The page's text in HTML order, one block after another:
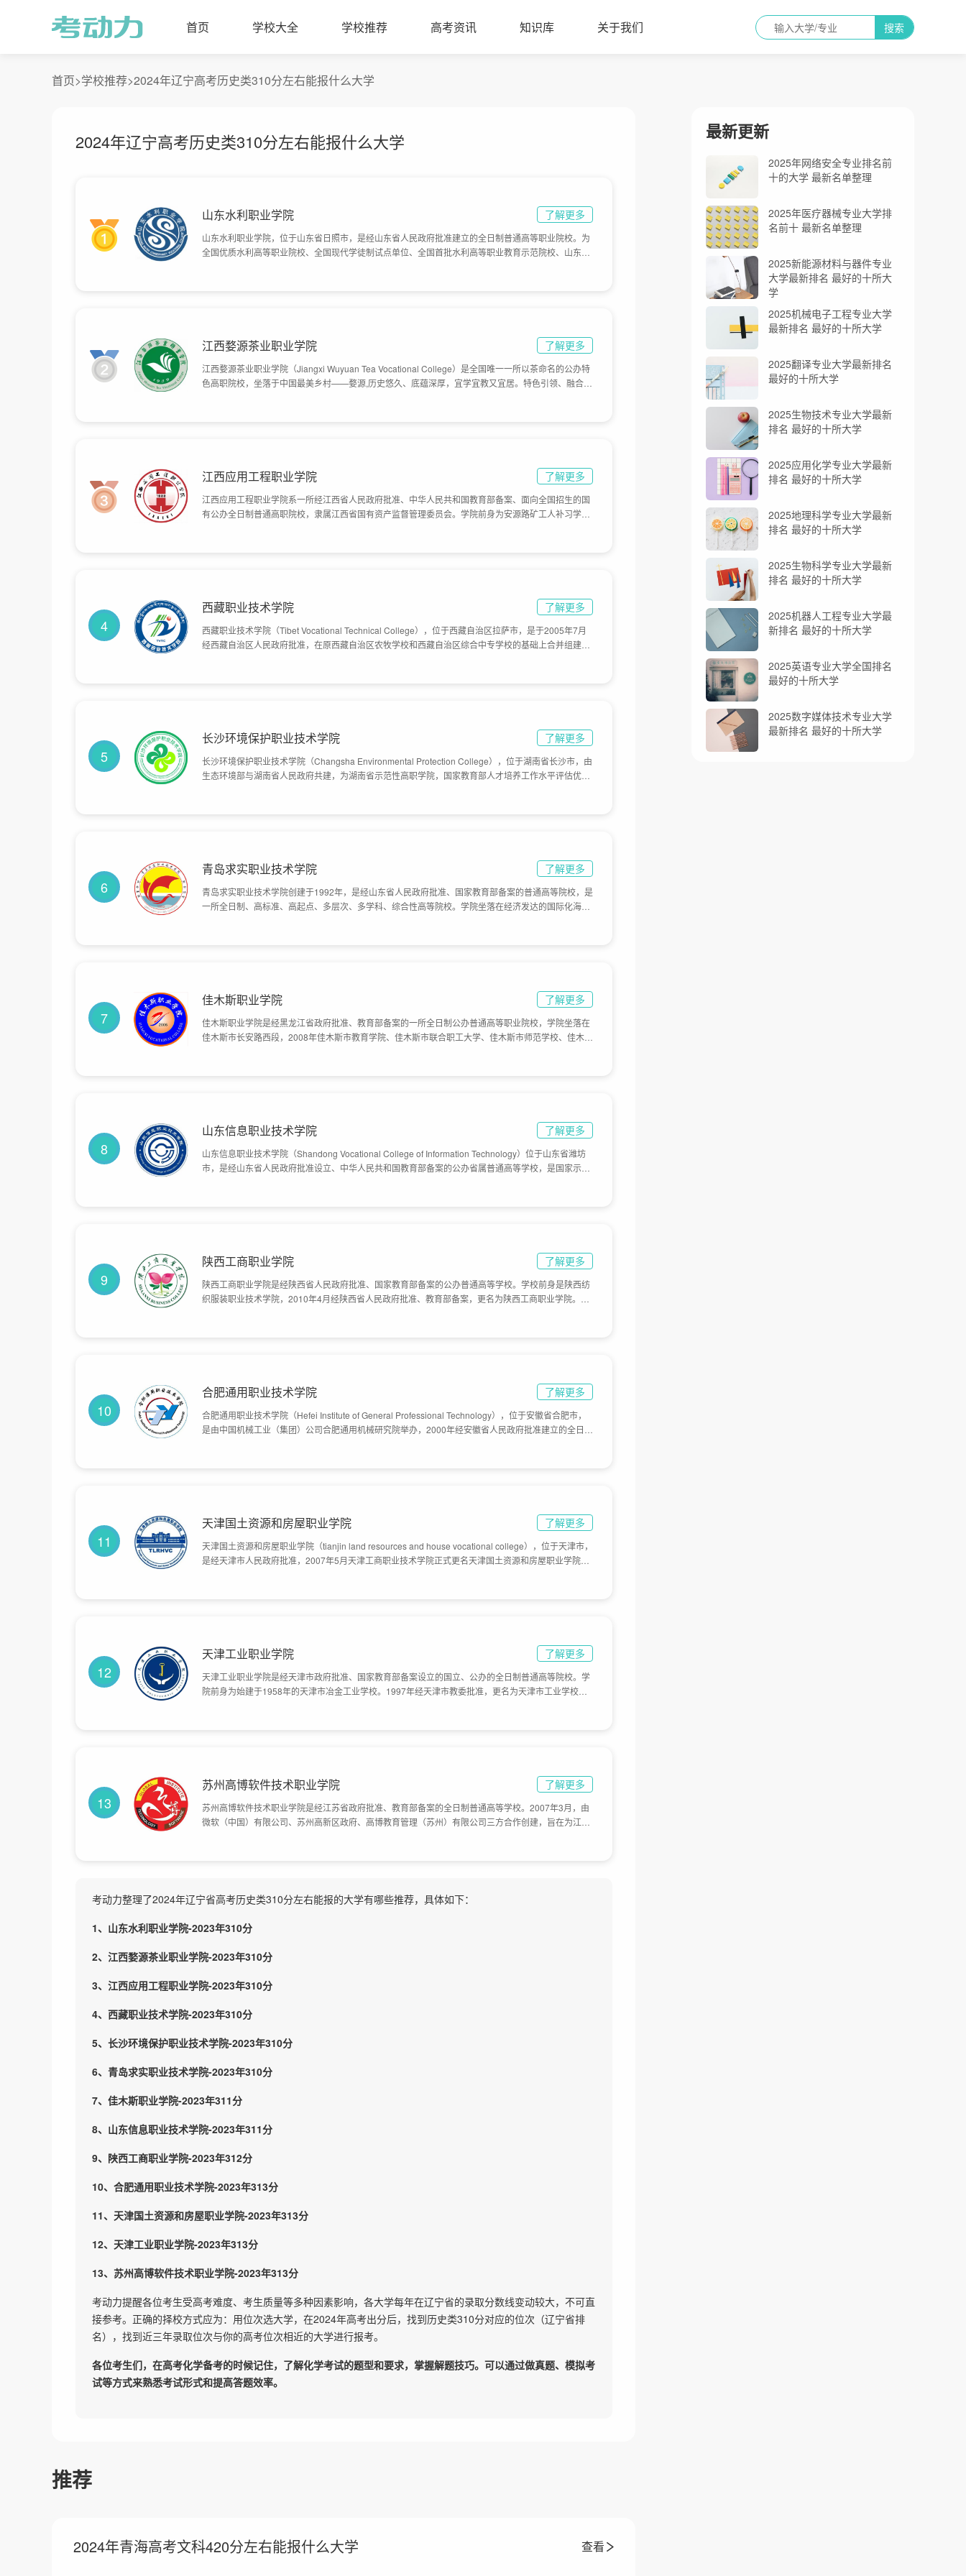
首页 学校大全 学校推荐 高考资讯 知识库 关于我们 搜索
首页>学校推荐>2024年辽宁高考历史类310分左右能报什么大学
2024年辽宁高考历史类310分左右能报什么大学
山东水利职业学院 了解更多
山东水利职业学院，位于山东省日照市，是经山东省人民政府批准建立的全日制普通高等职业院校。为
全国优质水利高等职业院校、全国现代学徒制试点单位、全国首批水利高等职业教育示范院校、山东省
江西婺源茶业职业学院 了解更多
江西婺源茶业职业学院（Jiangxi Wuyuan Tea Vocational College）是全国唯一一所以茶命名的公办特
色高职院校，坐落于中国最美乡村——婺源,历史悠久、底蕴深厚，宜学宜教又宜居。特色引领、融合发
江西应用工程职业学院 了解更多
江西应用工程职业学院系一所经江西省人民政府批准、中华人民共和国教育部备案、面向全国招生的国
有公办全日制普通高职院校，隶属江西省国有资产监督管理委员会。学院前身为安源路矿工人补习学
4
西藏职业技术学院 了解更多
西藏职业技术学院（Tibet Vocational Technical College），位于西藏自治区拉萨市，是于2005年7月
经西藏自治区人民政府批准，在原西藏自治区农牧学校和西藏自治区综合中专学校的基础上合并组建而
5
长沙环境保护职业技术学院 了解更多
长沙环境保护职业技术学院（Changsha Environmental Protection College），位于湖南省长沙市，由
生态环境部与湖南省人民政府共建，为湖南省示范性高职学院，国家教育部人才培养工作水平评估优秀
6
青岛求实职业技术学院 了解更多
青岛求实职业技术学院创建于1992年，是经山东省人民政府批准、国家教育部备案的普通高等院校，是
一所全日制、高标准、高起点、多层次、多学科、综合性高等院校。学院坐落在经济发达的国际化海滨
7
佳木斯职业学院 了解更多
佳木斯职业学院是经黑龙江省政府批准、教育部备案的一所全日制公办普通高等职业院校，学院坐落在
佳木斯市长安路西段，2008年佳木斯市教育学院、佳木斯市联合职工大学、佳木斯市师范学校、佳木斯
8
山东信息职业技术学院 了解更多
山东信息职业技术学院（Shandong Vocational College of Information Technology）位于山东省潍坊
市，是经山东省人民政府批准设立、中华人民共和国教育部备案的公办省属普通高等学校，是国家示范
学，1985年改为山东省潍坊电子工业学校，1987年改为山东省信息工程学校，2002年7月升格为高职
专科院校并更名为山东信息职业技术学院，学院有奎文和滨海两个校区，占地1037亩。
9
陕西工商职业学院 了解更多
陕西工商职业学院是经陕西省人民政府批准、国家教育部备案的公办普通高等学校。学校前身是陕西纺
织服装职业技术学院，2010年4月经陕西省人民政府批准、教育部备案，更名为陕西工商职业学院。学
10
合肥通用职业技术学院 了解更多
合肥通用职业技术学院（Hefei Institute of General Professional Technology），位于安徽省合肥市，
是由中国机械工业（集团）公司合肥通用机械研究院举办，2000年经安徽省人民政府批准建立的全日制
11
天津国土资源和房屋职业学院 了解更多
天津国土资源和房屋职业学院（tianjin land resources and house vocational college），位于天津市，
是经天津市人民政府批准，2007年5月天津工商职业技术学院正式更名天津国土资源和房屋职业学院。
12
天津工业职业学院 了解更多
天津工业职业学院是经天津市政府批准、国家教育部备案设立的国立、公办的全日制普通高等院校。学
院前身为始建于1958年的天津市冶金工业学校。1997年经天津市教委批准，更名为天津市工业学校。
13
苏州高博软件技术职业学院 了解更多
苏州高博软件技术职业学院是经江苏省政府批准、教育部备案的全日制普通高等学校。2007年3月，由
微软（中国）有限公司、苏州高新区政府、高博教育管理（苏州）有限公司三方合作创建，旨在为江苏
考动力整理了2024年辽宁省高考历史类310分左右能报的大学有哪些推荐，具体如下：
1、山东水利职业学院-2023年310分
2、江西婺源茶业职业学院-2023年310分
3、江西应用工程职业学院-2023年310分
4、西藏职业技术学院-2023年310分
5、长沙环境保护职业技术学院-2023年310分
6、青岛求实职业技术学院-2023年310分
7、佳木斯职业学院-2023年311分
8、山东信息职业技术学院-2023年311分
9、陕西工商职业学院-2023年312分
10、合肥通用职业技术学院-2023年313分
11、天津国土资源和房屋职业学院-2023年313分
12、天津工业职业学院-2023年313分
13、苏州高博软件技术职业学院-2023年313分
考动力提醒各位考生受高考难度、考生质量等多种因素影响，各大学每年在辽宁省的录取分数线变动较大，不可直
接参考。正确的择校方式应为：用位次选大学，在2024年高考出分后，找到历史类310分对应的位次（辽宁省排
名），找到近三年录取位次与你的高考位次相近的大学进行报考。
各位考生们，在高考化学备考的时候记住，了解化学考试的题型和要求，掌握解题技巧。可以通过做真题、模拟考
试等方式来熟悉考试形式和提高答题效率。
推荐
2024年青海高考文科420分左右能报什么大学 查看
最新更新
2025年网络安全专业排名前
十的大学 最新名单整理
2025年医疗器械专业大学排
名前十 最新名单整理
2025新能源材料与器件专业
大学最新排名 最好的十所大
学
2025机械电子工程专业大学
最新排名 最好的十所大学
2025翻译专业大学最新排名
最好的十所大学
2025生物技术专业大学最新
排名 最好的十所大学
2025应用化学专业大学最新
排名 最好的十所大学
2025地理科学专业大学最新
排名 最好的十所大学
2025生物科学专业大学最新
排名 最好的十所大学
2025机器人工程专业大学最
新排名 最好的十所大学
2025英语专业大学全国排名
最好的十所大学
2025数字媒体技术专业大学
最新排名 最好的十所大学